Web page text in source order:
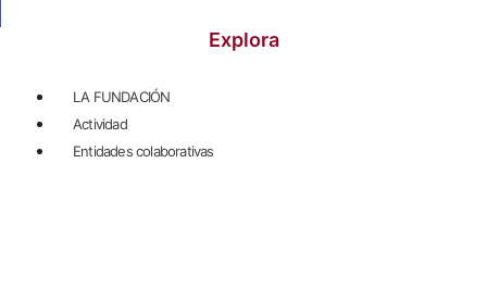
Explora
LA FUNDACIÓN
Actividad
Entidades colaborativas